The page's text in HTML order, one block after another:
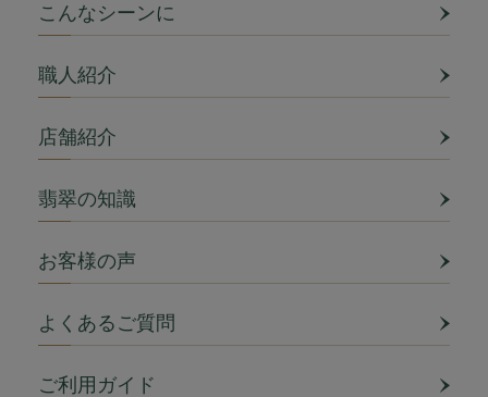
こんなシーンに
職人紹介
店舗紹介
翡翠の知識
お客様の声
よくあるご質問
ご利用ガイド